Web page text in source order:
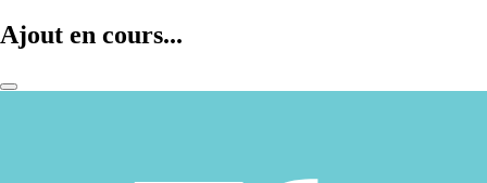
Ajout en cours...